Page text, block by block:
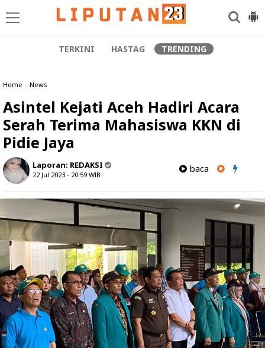
TERKINI HASTAG TRENDING
Home » News
Asintel Kejati Aceh Hadiri Acara
Serah Terima Mahasiswa KKN di
Pidie Jaya
Laporan: REDAKSI
22 Jul 2023 - 20:59 WIB
baca